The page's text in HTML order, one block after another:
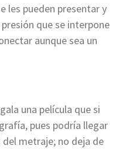
les pueden presentar y
que se interpone
aunque sea un
una película que si
pues podría llegar
metraje; no deja de